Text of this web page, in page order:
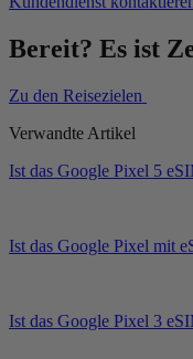
Bereit? Es ist
Zu den Reisezielen
Verwandte Artikel
Ist das Google Pixel 5
Ist das Google Pixel mit
Ist das Google Pixel 3